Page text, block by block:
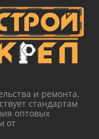
и ремонта.
стандартам
оптовых
от